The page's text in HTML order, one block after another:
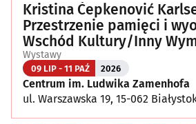
Kristina Čepkenović
Przestrzenie pamięci i
Wschód Kultury/Inny
Wystawy
09 LIP - 11 PAŹ 2026
Centrum im. Ludwika Zamenhofa
ul. Warszawska 19, 15-062